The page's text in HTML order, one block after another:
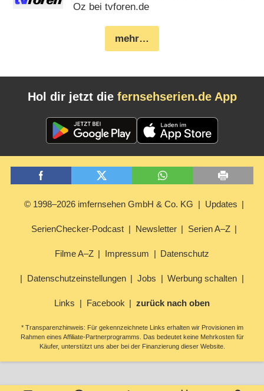
Oz bei tvforen.de
mehr…
Hol dir jetzt die fernsehserien.de App
© 1998–2026 imfernsehen GmbH & Co. KG Updates
SerienChecker-Podcast Newsletter Serien A–Z
Filme A–Z Impressum Datenschutz
Datenschutzeinstellungen Jobs Werbung schalten
Links Facebook zurück nach oben
* Transparenzhinweis: Für gekennzeichnete Links erhalten wir Provisionen im
Rahmen eines Affiliate-Partnerprogramms. Das bedeutet keine Mehrkosten für
Käufer, unterstützt uns aber bei der Finanzierung dieser Website.